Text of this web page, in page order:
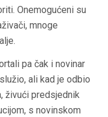
Onemogućeni su
mnoge
pa čak i novinar
ali kad je odbio
živući predsjednik
s novinskom